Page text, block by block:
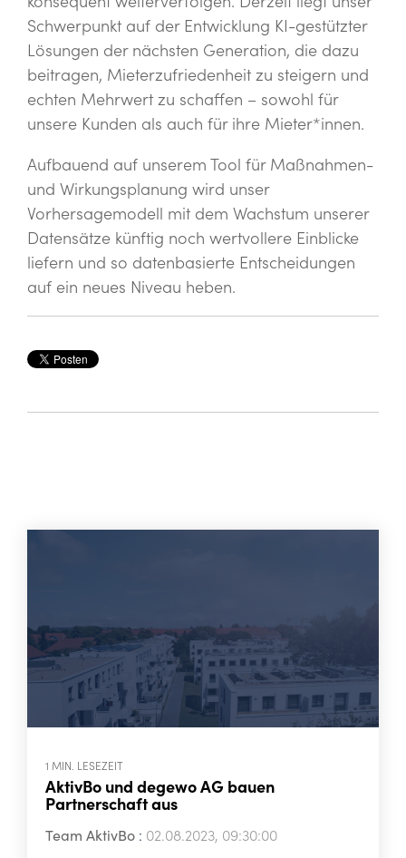
Schwerpunkt auf der Entwicklung KI-gestützter
Lösungen der nächsten Generation, die dazu
beitragen, Mieterzufriedenheit zu steigern und
echten Mehrwert zu schaffen – sowohl für
unsere Kunden als auch für ihre Mieter*innen.
Aufbauend auf unserem Tool für Maßnahmen-
und Wirkungsplanung wird unser
Vorhersagemodell mit dem Wachstum unserer
Datensätze künftig noch wertvollere Einblicke
liefern und so datenbasierte Entscheidungen
auf ein neues Niveau heben.
1 MIN. LESEZEIT
AktivBo und degewo AG bauen
Partnerschaft aus
Team AktivBo : 02.08.2023, 09:30:00